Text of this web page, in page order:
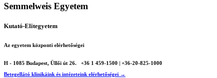
Semmelweis Egyetem
Kutató-Elitegyetem
Az egyetem központi elérhetőségei
H - 1085 Budapest, Üllői út 26.
+36 1 459-1500 | +36-20-825-1000
Betegellátó klinikáink és intézeteink elérhetőségei →